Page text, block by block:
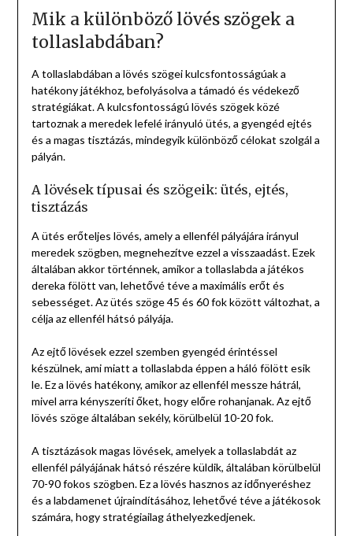
Mik a különböző lövés szögek a
tollaslabdában?
A tollaslabdában a lövés szögei kulcsfontosságúak a
hatékony játékhoz, befolyásolva a támadó és védekező
stratégiákat. A kulcsfontosságú lövés szögek közé
tartoznak a meredek lefelé irányuló ütés, a gyengéd ejtés
és a magas tisztázás, mindegyik különböző célokat szolgál a
pályán.
A lövések típusai és szögeik: ütés, ejtés,
tisztázás
A ütés erőteljes lövés, amely a ellenfél pályájára irányul
meredek szögben, megnehezítve ezzel a visszaadást. Ezek
általában akkor történnek, amikor a tollaslabda a játékos
dereka fölött van, lehetővé téve a maximális erőt és
sebességet. Az ütés szöge 45 és 60 fok között változhat, a
célja az ellenfél hátsó pályája.
Az ejtő lövések ezzel szemben gyengéd érintéssel
készülnek, ami miatt a tollaslabda éppen a háló fölött esik
le. Ez a lövés hatékony, amikor az ellenfél messze hátrál,
mivel arra kényszeríti őket, hogy előre rohanjanak. Az ejtő
lövés szöge általában sekély, körülbelül 10-20 fok.
A tisztázások magas lövések, amelyek a tollaslabdát az
ellenfél pályájának hátsó részére küldik, általában körülbelül
70-90 fokos szögben. Ez a lövés hasznos az időnyeréshez
és a labdamenet újraindításához, lehetővé téve a játékosok
számára, hogy stratégiailag áthelyezkedjenek.